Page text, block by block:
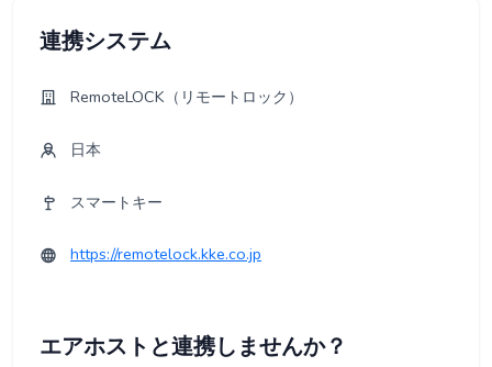
連携システム
RemoteLOCK（リモートロック）
日本
スマートキー
https://remotelock.kke.co.jp
エアホストと連携しませんか？